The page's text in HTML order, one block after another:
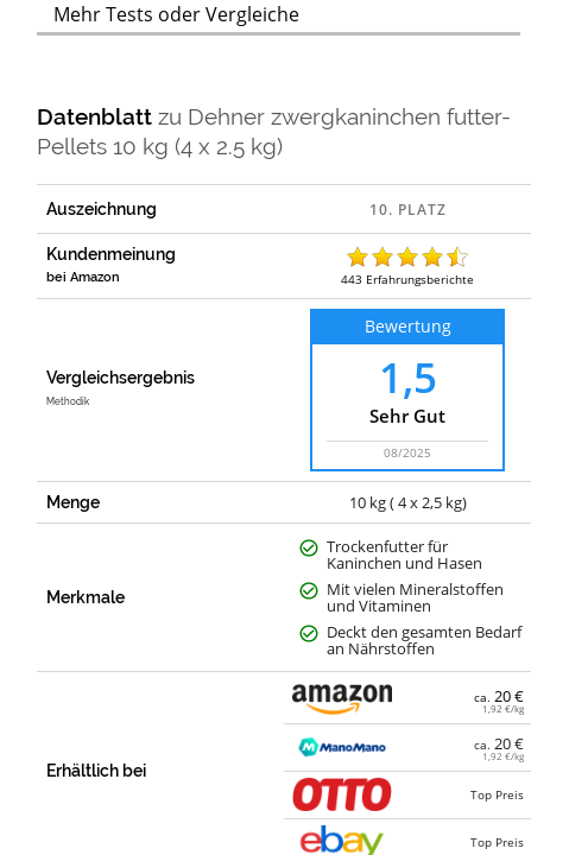
Mehr Tests oder Vergleiche
Datenblattzu Dehner zwergkaninchen futter-
Pellets 10 kg (4 x 2.5 kg)
Auszeichnung
Kundenmeinung
bei Amazon 443 Erfahrungsberichte
Vergleichsergebnis
Methodik
Bewertung
1,5
Sehr Gut
08/2025
Menge 10 kg ( 4 x 2,5 kg)
Merkmale
Trockenfutter für
Kaninchen und Hasen
Mit vielen Mineralstoffen
und Vitaminen
Deckt den gesamten Bedarf
an Nährstoffen
Erhältlich bei
ca. 20 €
1,92 €/kg
ca. 20 €
1,92 €/kg
Top Preis
Top Preis